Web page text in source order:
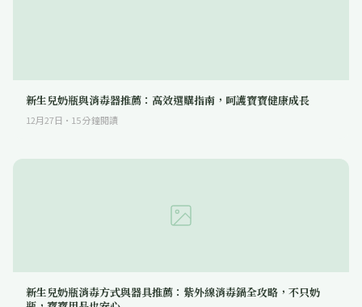
新生兒奶瓶與消毒器推薦：高效選購指南，呵護寶寶健康成長
12月27日 · 15分鐘閱讀
新生兒奶瓶消毒方式與器具推薦：紫外線消毒鍋全攻略，不只奶